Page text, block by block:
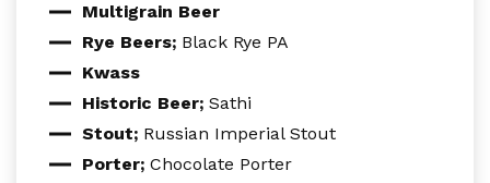
Multigrain Beer
Rye Beers; Black Rye PA
Kwass
Historic Beer; Sathi
Stout; Russian Imperial Stout
Porter; Chocolate Porter